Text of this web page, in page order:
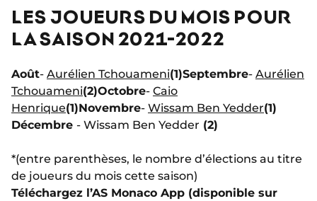
LES JOUEURS DU MOIS POUR
LA SAISON 2021-2022
Août- Aurélien Tchouameni(1)Septembre- Aurélien
Tchouameni(2)Octobre- Caio
Henrique(1)Novembre- Wissam Ben Yedder(1)
Décembre - Wissam Ben Yedder (2)
*(entre parenthèses, le nombre d’élections au titre
de joueurs du mois cette saison)
Téléchargez l’AS Monaco App (disponible sur